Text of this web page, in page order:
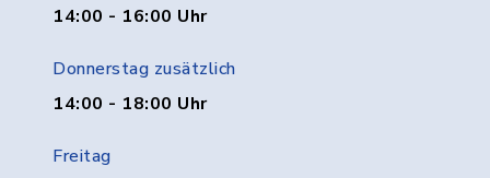
14:00 - 16:00 Uhr
Donnerstag zusätzlich
14:00 - 18:00 Uhr
Freitag